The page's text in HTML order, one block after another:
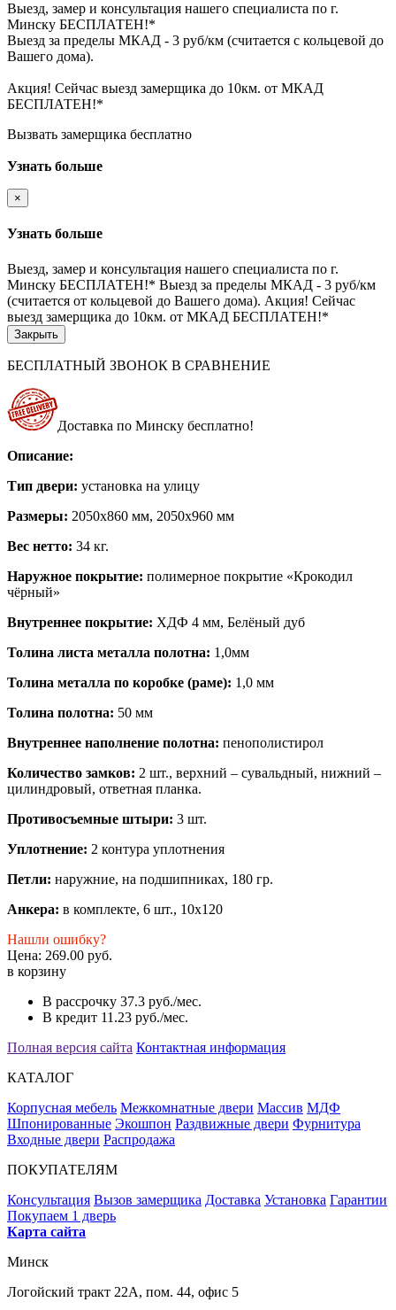
Выезд, замер и консультация нашего специалиста по г.
Минску БЕСПЛАТЕН!*
Выезд за пределы МКАД - 3 руб/км (считается с кольцевой до
Вашего дома).
Акция! Сейчас выезд замерщика до 10км. от МКАД
БЕСПЛАТЕН!*
Вызвать замерщика бесплатно
Узнать больше
×
Узнать больше
Выезд, замер и консультация нашего специалиста по г.
Минску БЕСПЛАТЕН!* Выезд за пределы МКАД - 3 руб/км
(считается от кольцевой до Вашего дома). Акция! Сейчас
выезд замерщика до 10км. от МКАД БЕСПЛАТЕН!*
Закрыть
БЕСПЛАТНЫЙ ЗВОНОК В СРАВНЕНИЕ
Доставка по Минску бесплатно!
Описание:
Тип двери: установка на улицу
Размеры: 2050х860 мм, 2050х960 мм
Вес нетто: 34 кг.
Наружное покрытие: полимерное покрытие «Крокодил
чёрный»
Внутреннее покрытие: ХДФ 4 мм, Белёный дуб
Толина листа металла полотна: 1,0мм
Толина металла по коробке (раме): 1,0 мм
Толина полотна: 50 мм
Внутреннее наполнение полотна: пенополистирол
Количество замков: 2 шт., верхний – сувальдный, нижний –
цилиндровый, ответная планка.
Противосъемные штыри: 3 шт.
Уплотнение: 2 контура уплотнения
Петли: наружние, на подшипниках, 180 гр.
Анкера: в комплекте, 6 шт., 10х120
Нашли ошибку?
Цена: 269.00 руб.
в корзину
В рассрочку 37.3 руб./мес.
В кредит 11.23 руб./мес.
Полная версия сайта Контактная информация
КАТАЛОГ
Корпусная мебель Межкомнатные двери Массив МДФ
Шпонированные Экошпон Раздвижные двери Фурнитура
Входные двери Распродажа
ПОКУПАТЕЛЯМ
Консультация Вызов замерщика Доставка Установка Гарантии
Покупаем 1 дверь
Карта сайта
Минск
Логойский тракт 22А, пом. 44, офис 5